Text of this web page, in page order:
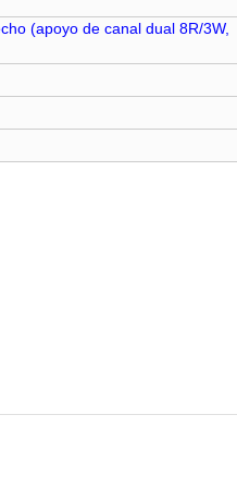
(apoyo de canal dual 8R/3W,